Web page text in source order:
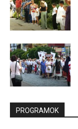
PROGRAMOK